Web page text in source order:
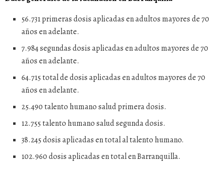
56.731 primeras dosis aplicadas en adultos mayores de 70
años en adelante.
7.984 segundas dosis aplicadas en adultos mayores de 70
años en adelante.
64.715 total de dosis aplicadas en adultos mayores de 70
años en adelante.
25.490 talento humano salud primera dosis.
12.755 talento humano salud segunda dosis.
38.245 dosis aplicadas en total al talento humano.
102.960 dosis aplicadas en total en Barranquilla.